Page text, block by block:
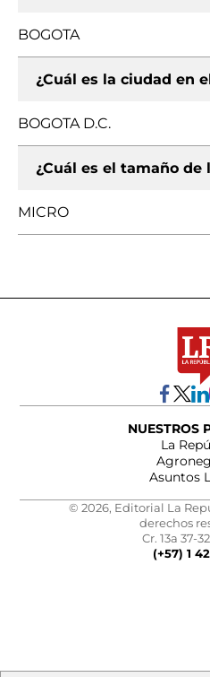
BOGOTA
¿Cuál es la ciudad en
BOGOTA D.C.
¿Cuál es el tamaño de
MICRO
NUESTROS
La
Asuntos
© 2026, Editorial La
derechos
Cr. 13a 37-
(+57) 1